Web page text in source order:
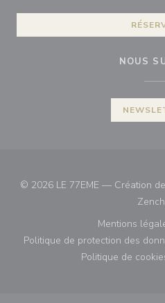
NOUS
© 2026 LE 77EME — Création
Mentions
Politique de protection des
Politique de
((ouvre